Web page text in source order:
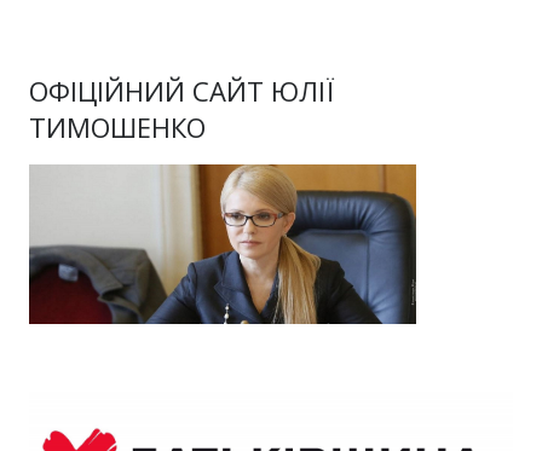
ОФІЦІЙНИЙ САЙТ ЮЛІЇ
ТИМОШЕНКО